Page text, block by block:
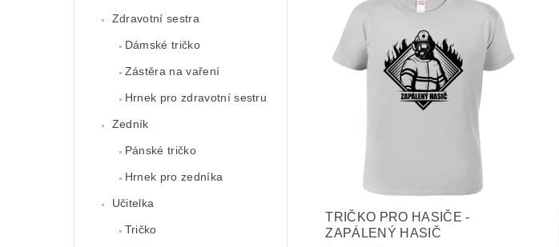
Zdravotní sestra
Dámské tričko
Zástěra na vaření
Hrnek pro zdravotní sestru
Zedník
Pánské tričko
Hrnek pro zedníka
Učitelka
Tričko
TRIČKO PRO HASIČE -
ZAPÁLENÝ HASIČ